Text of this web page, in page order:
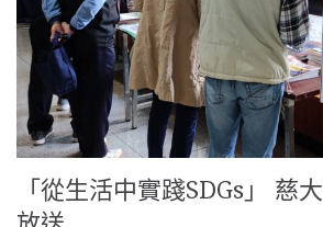
「從生活中實踐SDGs」 慈